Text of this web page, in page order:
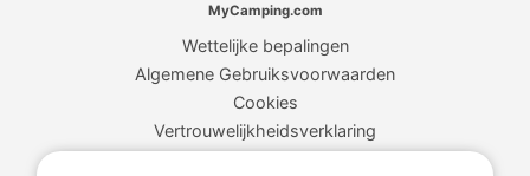
MyCamping.com
Wettelijke bepalingen
Algemene Gebruiksvoorwaarden
Cookies
Vertrouwelijkheidsverklaring